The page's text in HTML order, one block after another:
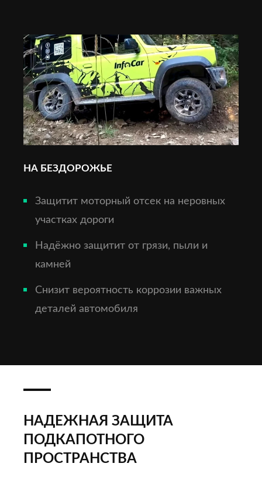
НА БЕЗДОРОЖЬЕ
Защитит моторный отсек на неровных
участках дороги
Надёжно защитит от грязи, пыли и
камней
Снизит вероятность коррозии важных
деталей автомобиля
НАДЕЖНАЯ ЗАЩИТА
ПОДКАПОТНОГО
ПРОСТРАНСТВА